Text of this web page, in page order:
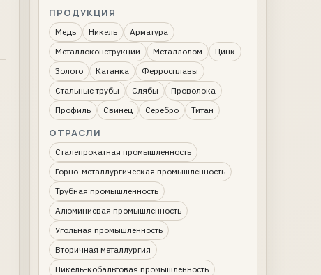
ПРОДУКЦИЯ
Медь Никель
Арматура
Металлоконструкции
Металлолом
Цинк
Золото
Катанка
Ферросплавы
Стальные трубы
Слябы
Проволока
Профиль
Свинец Серебро Титан
ОТРАСЛИ
Сталепрокатная промышленность
Горно-металлургическая промышленность
Трубная промышленность
Алюминиевая промышленность
Угольная промышленность
Вторичная металлургия
Никель-кобальтовая промышленность